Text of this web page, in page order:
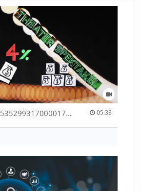
Evaluation-ZTS-53529931700001791 05:33